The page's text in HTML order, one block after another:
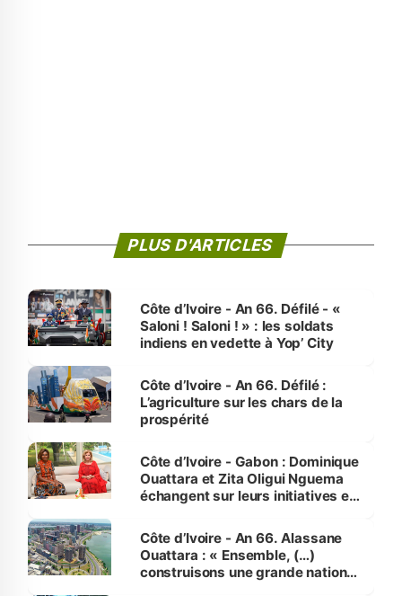
PLUS D'ARTICLES
Côte d’Ivoire - An 66. Défilé - «
Saloni ! Saloni ! » : les soldats
indiens en vedette à Yop’ City
Côte d’Ivoire - An 66. Défilé :
L’agriculture sur les chars de la
prospérité
Côte d’Ivoire - Gabon : Dominique
Ouattara et Zita Oligui Nguema
échangent sur leurs initiatives en
enfants
Côte d’Ivoire - An 66. Alassane
Ouattara : « Ensemble, (…)
construisons une grande nation